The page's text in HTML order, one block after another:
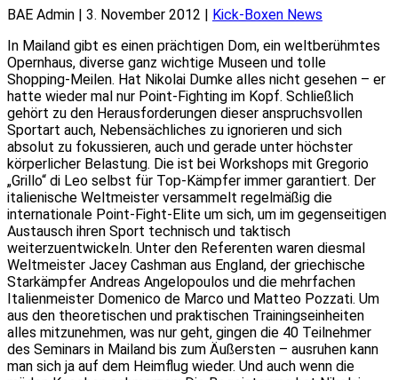
BAE Admin | 3. November 2012 | Kick-Boxen News
In Mailand gibt es einen prächtigen Dom, ein weltberühmtes
Opernhaus, diverse ganz wichtige Museen und tolle
Shopping-Meilen. Hat Nikolai Dumke alles nicht gesehen – er
hatte wieder mal nur Point-Fighting im Kopf. Schließlich
gehört zu den Herausforderungen dieser anspruchsvollen
Sportart auch, Nebensächliches zu ignorieren und sich
absolut zu fokussieren, auch und gerade unter höchster
körperlicher Belastung. Die ist bei Workshops mit Gregorio
„Grillo“ di Leo selbst für Top-Kämpfer immer garantiert. Der
italienische Weltmeister versammelt regelmäßig die
internationale Point-Fight-Elite um sich, um im gegenseitigen
Austausch ihren Sport technisch und taktisch
weiterzuentwickeln. Unter den Referenten waren diesmal
Weltmeister Jacey Cashman aus England, der griechische
Starkämpfer Andreas Angelopoulos und die mehrfachen
Italienmeister Domenico de Marco und Matteo Pozzati. Um
aus den theoretischen und praktischen Trainingseinheiten
alles mitzunehmen, was nur geht, gingen die 40 Teilnehmer
des Seminars in Mailand bis zum Äußersten – ausruhen kann
man sich ja auf dem Heimflug wieder. Und auch wenn die